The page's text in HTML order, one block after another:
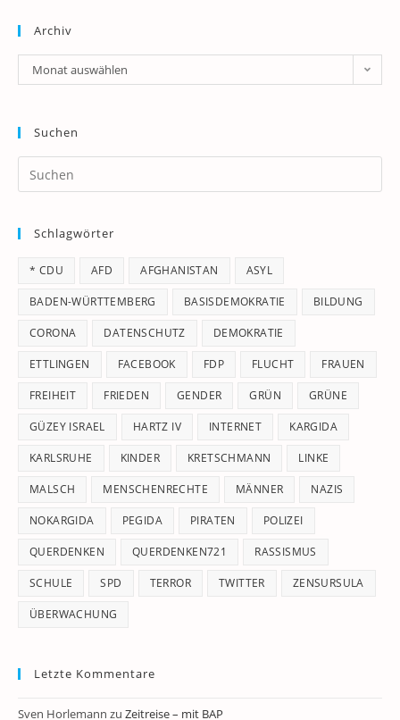
Archiv
Archiv
Monat auswählen
Suchen
Schlagwörter
* CDU AFD AFGHANISTAN ASYL
BADEN-WÜRTTEMBERG BASISDEMOKRATIE BILDUNG
CORONA DATENSCHUTZ DEMOKRATIE
ETTLINGEN FACEBOOK FDP FLUCHT FRAUEN
FREIHEIT FRIEDEN GENDER GRÜN GRÜNE
GÜZEY ISRAEL HARTZ IV INTERNET KARGIDA
KARLSRUHE KINDER KRETSCHMANN LINKE
MALSCH MENSCHENRECHTE MÄNNER NAZIS
NOKARGIDA PEGIDA PIRATEN POLIZEI
QUERDENKEN QUERDENKEN721 RASSISMUS
SCHULE SPD TERROR TWITTER ZENSURSULA
ÜBERWACHUNG
Letzte Kommentare
Sven Horlemann zu Zeitreise – mit BAP